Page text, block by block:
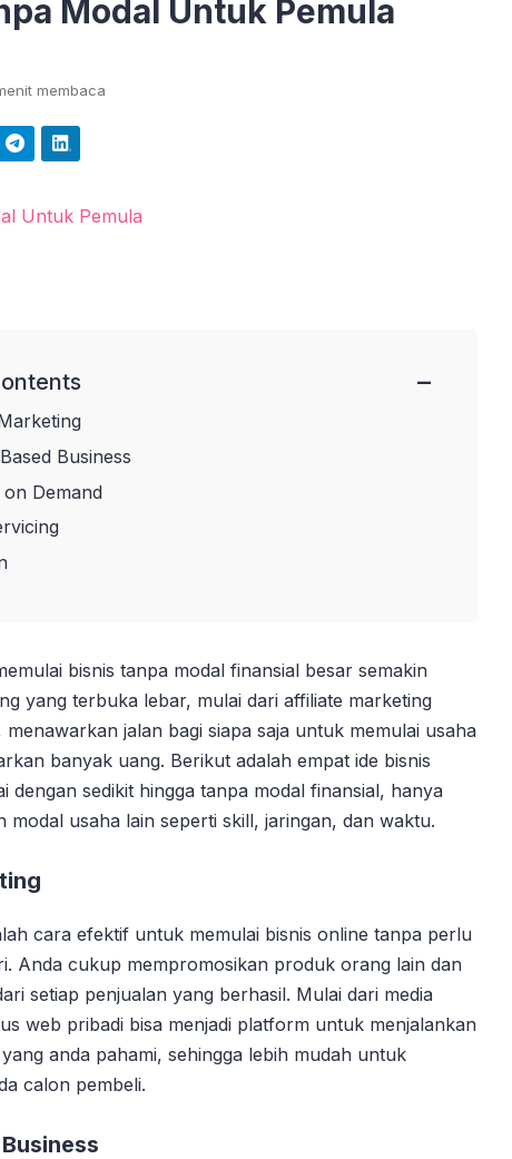
Modal Untuk Pemula
membaca
−
Business
Demand
bisnis tanpa modal finansial besar semakin
yang terbuka lebar, mulai dari affiliate marketing
jalan bagi siapa saja untuk memulai usaha
banyak uang. Berikut adalah empat ide bisnis
dengan sedikit hingga tanpa modal finansial, hanya
modal usaha lain seperti skill, jaringan, dan waktu.
cara efektif untuk memulai bisnis online tanpa perlu
Anda cukup mempromosikan produk orang lain dan
setiap penjualan yang berhasil. Mulai dari media
web pribadi bisa menjadi platform untuk menjalankan
anda pahami, sehingga lebih mudah untuk
calon pembeli.